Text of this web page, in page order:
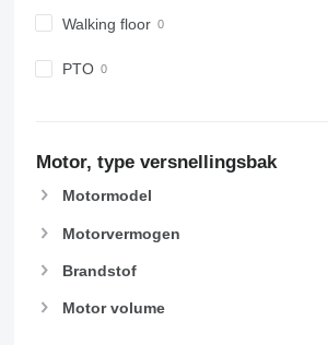
Walking floor
PTO
Motor, type versnellingsbak
Motormodel
Motorvermogen
Brandstof
Motor volume